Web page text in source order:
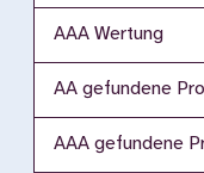
AAA Wertung
AA gefundene
AAA gefundene